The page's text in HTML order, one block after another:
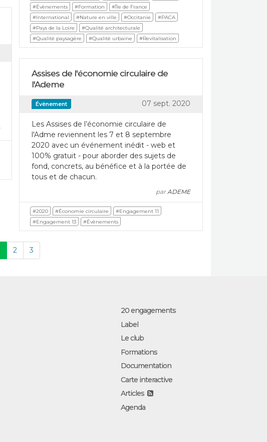
#Évènements
#Formation
#Île de France
#International
#Nature en ville #Occitanie
#PACA
#Pays de la Loire
#Qualité architecturale
#Qualité paysagère
#Qualité urbaine #Revitalisation
Assises de l'économie circulaire de
l'Ademe
Évènement 07 sept. 2020
Les Assises de l’économie circulaire de
l'Adme reviennent les 7 et 8 septembre
2020 avec un événement inédit - web et
100% gratuit - pour aborder des sujets de
fond, concrets, au bénéfice et à la portée de
tous et de chacun.
parADEME
#2020 #Économie circulaire
#Engagement 11
#Engagement 13
#Évènements
2 3
20 engagements
Label
Le club
Formations
Documentation
Carte interactive
Articles
Agenda